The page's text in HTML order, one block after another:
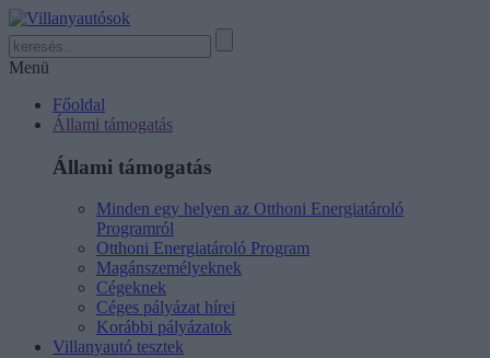
Menü
Főoldal
Állami támogatás
Állami támogatás
Minden egy helyen az Otthoni Energiatároló
Programról
Otthoni Energiatároló Program
Magánszemélyeknek
Cégeknek
Céges pályázat hírei
Korábbi pályázatok
Villanyautó tesztek